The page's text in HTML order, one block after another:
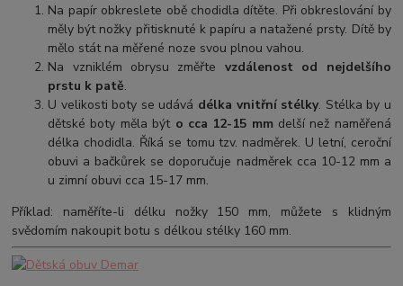
Na papír obkreslete obě chodidla dítěte. Při obkreslování by
měly být nožky přitisknuté k papíru a natažené prsty. Dítě by
mělo stát na měřené noze svou plnou vahou.
Na vzniklém obrysu změřte vzdálenost od nejdelšího
prstu k patě.
U velikosti boty se udává délka vnitřní stélky. Stélka by u
dětské boty měla být o cca 12-15 mmdelší než naměřená
délka chodidla. Říká se tomu tzv. nadměrek. U letní, ceroční
obuvi a bačkůrek se doporučuje nadměrek cca 10-12 mm a
u zimní obuvi cca 15-17 mm.
Příklad: naměříte-li délku nožky 150 mm, můžete s klidným
svědomím nakoupit botu s délkou stélky 160 mm.